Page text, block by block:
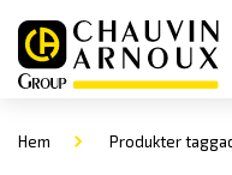
Hem Produkter